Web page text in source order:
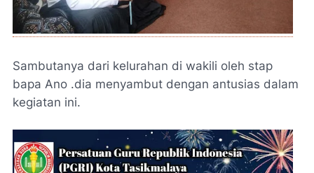
Sambutanya dari kelurahan di wakili oleh stap
bapa Ano .dia menyambut dengan antusias dalam
kegiatan ini.